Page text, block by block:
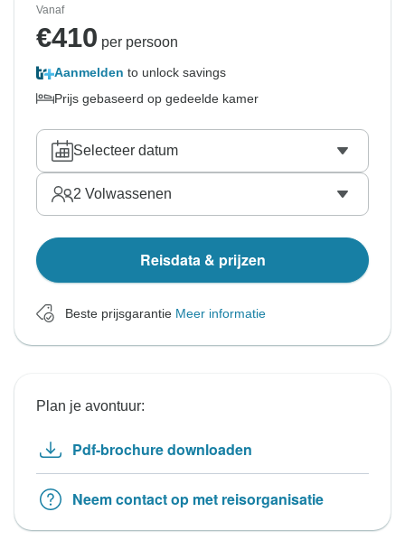
Vanaf
€410 per persoon
Aanmelden to unlock savings
Prijs gebaseerd op gedeelde kamer
Selecteer datum
2 Volwassenen
Reisdata & prijzen
Beste prijsgarantie Meer informatie
Plan je avontuur:
Pdf-brochure downloaden
Neem contact op met reisorganisatie